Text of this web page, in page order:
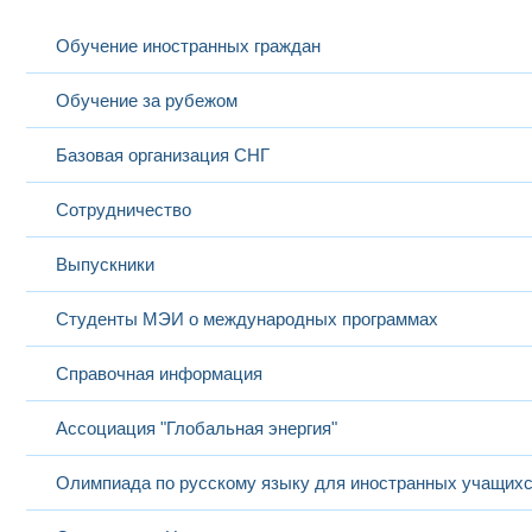
Обучение иностранных граждан
Обучение за рубежом
Базовая организация СНГ
Сотрудничество
Выпускники
Студенты МЭИ о международных программах
Справочная информация
Ассоциация "Глобальная энергия"
Олимпиада по русскому языку для иностранных